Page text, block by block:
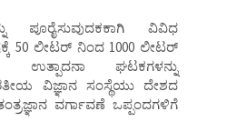
ಪೂರೈಸುವುದಕಕಾಗಿ ವಿವಿಧ
50 ಲೀಟರ್ ನಿಂದ 1000 ಲೀಟರ್
ಉತ್ಪಾದನಾ ಘಟಕಗಳನ್ನು
ವಿಜ್ಞಾನ ಸಂಸ್ಥೆಯು ದೇಶದ
ವರ್ಗಾವಣೆ ಒಪ್ಪಂದಗಳಿಗೆ